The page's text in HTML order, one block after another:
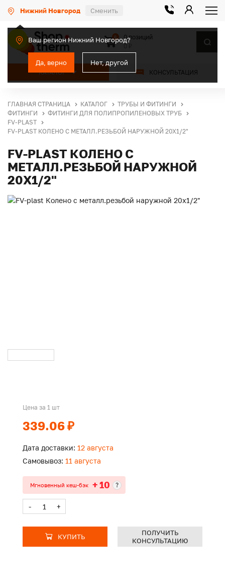
Нижний Новгород Сменить
Ваш регион Нижний Новгород?
Да, верно Нет, другой
КАТАЛОГ КОНСУЛЬТАЦИЯ
0
0 позиций
ГЛАВНАЯ СТРАНИЦА КАТАЛОГ
ТРУБЫ И ФИТИНГИ
ФИТИНГИ
ФИТИНГИ ДЛЯ ПОЛИПРОПИЛЕНОВЫХ ТРУБ
FV-PLAST
FV-PLAST КОЛЕНО С МЕТАЛЛ.РЕЗЬБОЙ НАРУЖНОЙ 20X1/2"
FV-PLAST КОЛЕНО С
МЕТАЛЛ.РЕЗЬБОЙ НАРУЖНОЙ
20X1/2"
Цена за 1 шт
339.06 ₽
Дата доставки: 12 августа
Самовывоз: 11 августа
Мгновенный кеш-бэк + 10 ?
- +
КУПИТЬ
ПОЛУЧИТЬ
КОНСУЛЬТАЦИЮ